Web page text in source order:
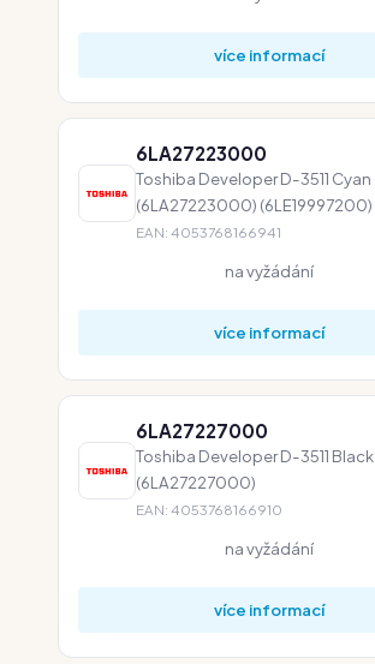
více informací
6LA27223000
Toshiba Developer D-3511 Cyan
(6LA27223000) (6LE19997200)
EAN: 4053768166941
na vyžádání
více informací
6LA27227000
Toshiba Developer D-3511 Black
(6LA27227000)
EAN: 4053768166910
na vyžádání
více informací